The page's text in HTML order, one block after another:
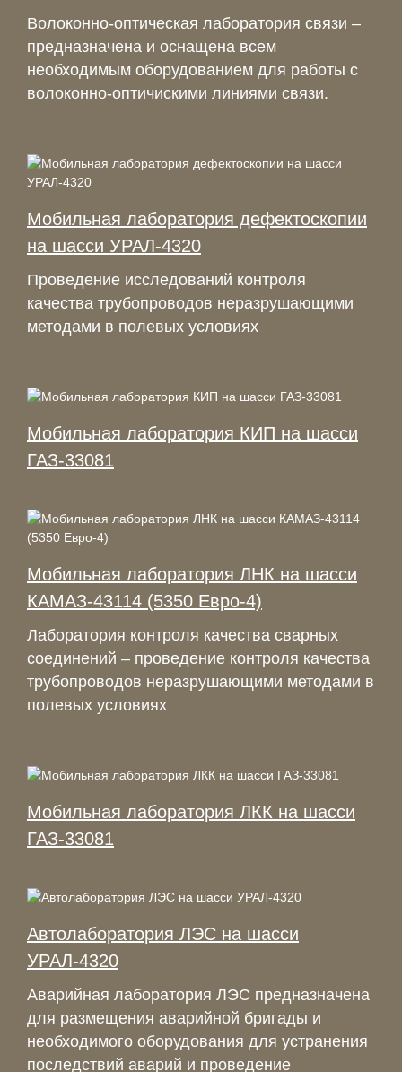
Волоконно-оптическая лаборатория связи –
предназначена и оснащена всем
необходимым оборудованием для работы с
волоконно-оптичискими линиями связи.
Мобильная лаборатория дефектоскопии
на шасси УРАЛ-4320
Проведение исследований контроля
качества трубопроводов неразрушающими
методами в полевых условиях
Мобильная лаборатория КИП на шасси
ГАЗ-33081
Мобильная лаборатория ЛНК на шасси
КАМАЗ-43114 (5350 Евро-4)
Лаборатория контроля качества сварных
соединений – проведение контроля качества
трубопроводов неразрушающими методами в
полевых условиях
Мобильная лаборатория ЛКК на шасси
ГАЗ-33081
Автолаборатория ЛЭС на шасси
УРАЛ-4320
Аварийная лаборатория ЛЭС предназначена
для размещения аварийной бригады и
необходимого оборудования для устранения
последствий аварий и проведение